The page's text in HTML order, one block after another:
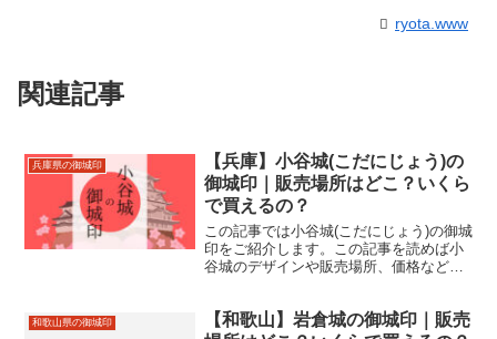
ryota.www
関連記事
兵庫県の御城印
【兵庫】小谷城(こだにじょう)の
御城印｜販売場所はどこ？いくら
で買えるの？
この記事では小谷城(こだにじょう)の御城
印をご紹介します。この記事を読めば小
谷城のデザインや販売場所、価格などが
の際にお役立てください。
和歌山県の御城印
【和歌山】岩倉城の御城印｜販売